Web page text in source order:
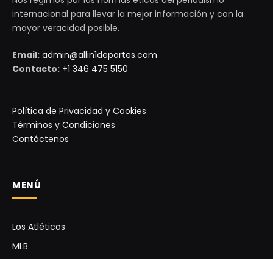
internacional para llevar la mejor información y con la
mayor veracidad posible.
Email: admin@allin1deportes.com
Contacto: +1 346 475 5150
Política de Privacidad y Cookies
Términos y Condiciones
Contáctenos
MENÚ
Los Atléticos
MLB